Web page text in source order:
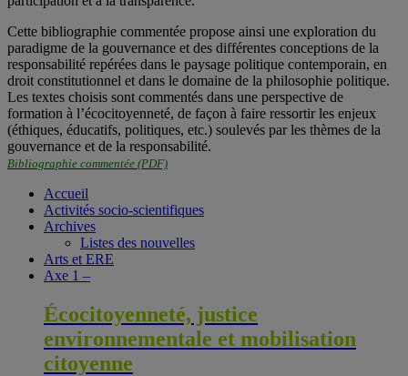
Cette bibliographie commentée propose ainsi une exploration du
paradigme de la gouvernance et des différentes conceptions de la
responsabilité repérées dans le paysage politique contemporain, en
droit constitutionnel et dans le domaine de la philosophie politique.
Les textes choisis sont commentés dans une perspective de
formation à l’écocitoyenneté, de façon à faire ressortir les enjeux
(éthiques, éducatifs, politiques, etc.) soulevés par les thèmes de la
gouvernance et de la responsabilité.
Bibliographie commentée (PDF)
Accueil
Activités socio-scientifiques
Archives
Listes des nouvelles
Arts et ERE
Axe 1 –
Écocitoyenneté, justice
environnementale et mobilisation
citoyenne